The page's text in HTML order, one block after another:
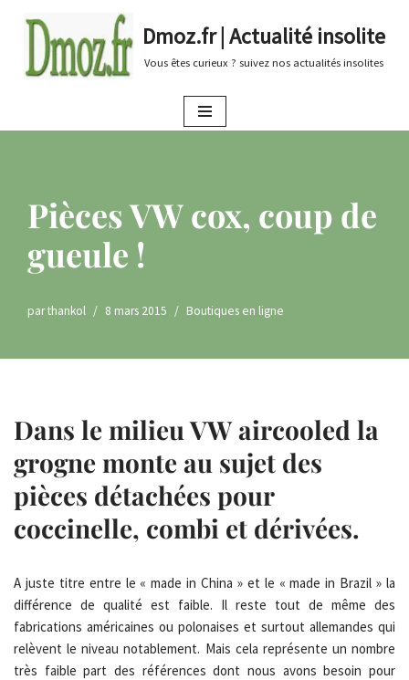
au
Dmoz.fr | Actualité insolite
Vous êtes curieux ? suivez nos actualités insolites
Pièces VW cox, coup de
gueule !
parthankol 8 mars 2015 Boutiques en ligne
Dans le milieu VW aircooled la
grogne monte au sujet des
pièces détachées pour
coccinelle, combi et dérivées.
A juste titre entre le « made in China » et le « made in Brazil » la
différence de qualité est faible. Il reste tout de même des
fabrications américaines ou polonaises et surtout allemandes qui
relèvent le niveau notablement. Mais cela représente un nombre
très faible part des références dont nous avons besoin pour